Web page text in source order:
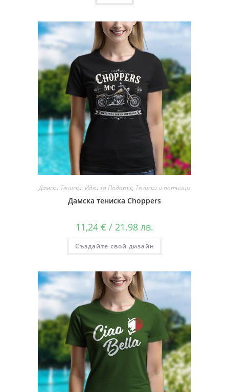
Дамски Тениски, Идеи за Подарък, Тениски и потници
Дамска тениска Choppers
11,24 € / 21.98 лв.
Създайте свой дизайн